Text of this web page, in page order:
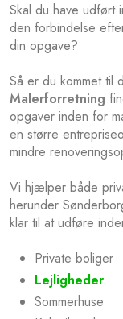
Skal du have udført
den forbindelse
din opgave?
Så er du kommet
Malerforretning
opgaver inden for
en større
mindre
Vi hjælper både
herunder
klar til at udføre
Private boliger
Lejligheder
Sommerhuse